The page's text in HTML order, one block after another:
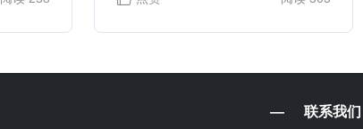
— 联系我们